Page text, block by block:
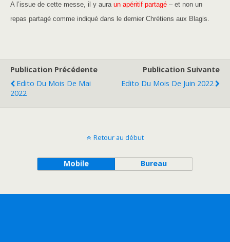
A l’issue de cette messe, il y aura un apéritif partagé – et non un
repas partagé comme indiqué dans le dernier Chrétiens aux Blagis.
Publication Précédente
Edito Du Mois De Mai
2022
Publication Suivante
Edito Du Mois De Juin 2022
Retour au début
Mobile Bureau